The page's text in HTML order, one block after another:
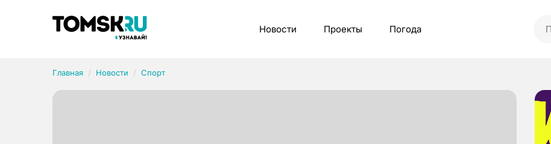
Новости Проекты Погода
Главная Новости Спорт
Рубрики